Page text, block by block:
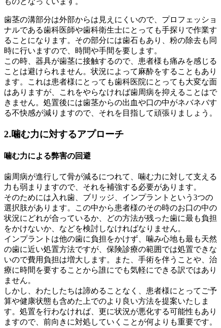
歯茎の溝部分は外部からは見えにくいので、プロフェッショ
ナルである歯科医師や歯科衛生士にとっても手探りで作業す
ることになります。その部分には歯石もあり、粉の除去も同
時に行いますので、時間や手間を要します。
この時、器具が歯茎に接触するので、患者様も痛みを感じる
ことは避けられません。状況によって麻酔をすることもあり
ます。これは患者様にとっても歯科医院にとっても大変な面
はありますが、これをやらなければ歯周病を抑えることはで
きません。処置後には歯茎からの出血や口の中がネバネバす
る不快感が減りますので、それを目指して頑張りましょう。
2.噛む力に対するアプローチ
噛む力による弊害の回避
歯周病が進行して骨が減るにつれて、噛む力に対して支える
力も弱まりますので、それを補強する必要があります。
そのためには入れ歯、ブリッジ、インプラントという3つの
選択肢があります。この中から患者様のその時のお口の中の
状況にどれが合っているか、どの方法が残った歯に最も負担
をかけないか、などを検討しなければなりません。
インプラントは他の歯に負担をかけず、噛み心地も最も天然
の歯に近い処置方法ですが、保険診療の範囲では処置できな
いので費用負担は増大します。また、手術を伴うことや、治
療に時間を要することから誰にでも気軽にできる訳ではあり
ません。
しかし、わたしたちは諦めることなく、患者様にとってご予
算や健康状態も含めた上でのより良い方法を提案いたしま
す。処置を行わなければ、更に状況が悪化する可能性もあり
ますので、前向きに対処していくことが何よりも重要です。